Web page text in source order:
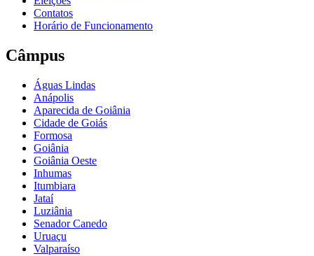
Contatos
Horário de Funcionamento
Câmpus
Águas Lindas
Anápolis
Aparecida de Goiânia
Cidade de Goiás
Formosa
Goiânia
Goiânia Oeste
Inhumas
Itumbiara
Jataí
Luziânia
Senador Canedo
Uruaçu
Valparaíso